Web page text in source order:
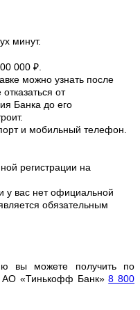
минут.
000 ₽.
можно узнать после
от
Банка до его
и мобильный телефон.
регистрации на
у вас нет официальной
обязательным
вы можете получить по
АО «Тинькофф Банк»8 800